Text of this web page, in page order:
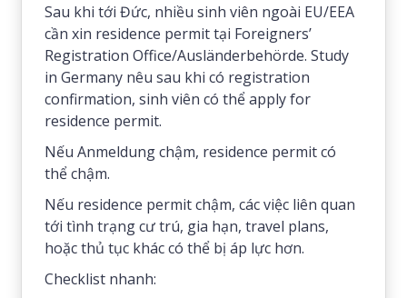
Sau khi tới Đức, nhiều sinh viên ngoài EU/EEA
cần xin residence permit tại Foreigners’
Registration Office/Ausländerbehörde. Study
in Germany nêu sau khi có registration
confirmation, sinh viên có thể apply for
residence permit.
Nếu Anmeldung chậm, residence permit có
thể chậm.
Nếu residence permit chậm, các việc liên quan
tới tình trạng cư trú, gia hạn, travel plans,
hoặc thủ tục khác có thể bị áp lực hơn.
Checklist nhanh: